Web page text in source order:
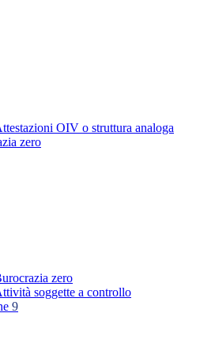
OIV o struttura analoga
zero
zero
soggette a controllo
9